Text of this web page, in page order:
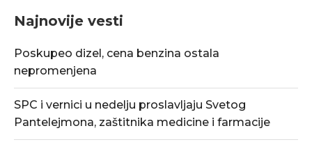
Najnovije vesti
Poskupeo dizel, cena benzina ostala
nepromenjena
SPC i vernici u nedelju proslavljaju Svetog
Pantelejmona, zaštitnika medicine i farmacije